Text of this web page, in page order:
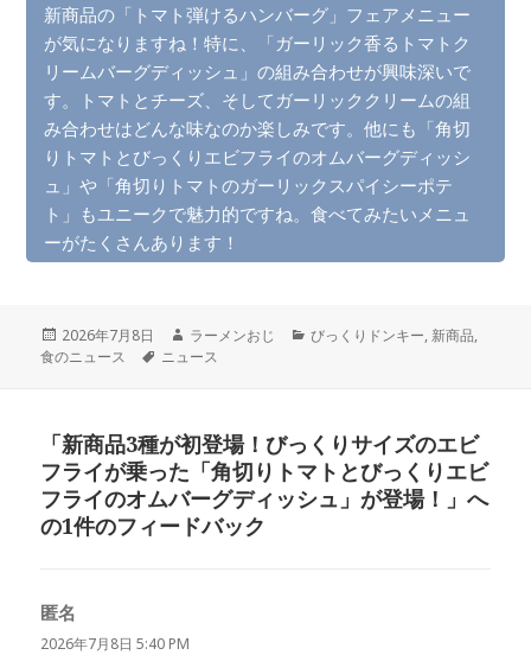
新商品の「トマト弾けるハンバーグ」フェアメニュー
が気になりますね！特に、「ガーリック香るトマトク
リームバーグディッシュ」の組み合わせが興味深いで
す。トマトとチーズ、そしてガーリッククリームの組
み合わせはどんな味なのか楽しみです。他にも「角切
りトマトとびっくりエビフライのオムバーグディッシ
ュ」や「角切りトマトのガーリックスパイシーポテ
ト」もユニークで魅力的ですね。食べてみたいメニュ
ーがたくさんあります！
投
稿
2026年7月8日
作
成
ラーメンおじ
カ
びっくりドンキー, 新商品,
食のニュース
タ
ニュース
「新商品3種が初登場！びっくりサイズのエビ
フライが乗った「角切りトマトとびっくりエビ
フライのオムバーグディッシュ」が登場！」へ
の1件のフィードバック
匿名
り:
2026年7月8日 5:40 PM